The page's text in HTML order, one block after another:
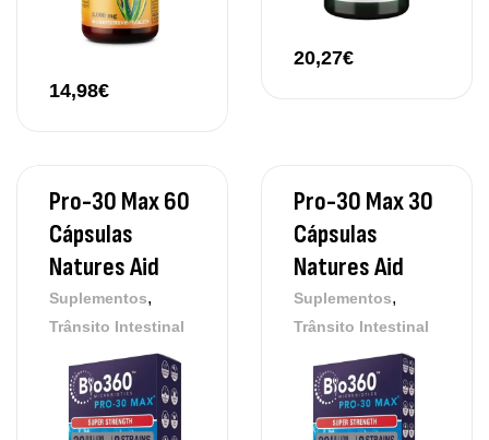
14,98€
20,27€
Pro-30 Max 60
Cápsulas
Natures Aid
Suplementos,
Trânsito Intestinal
Pro-30 Max 30
Cápsulas
Natures Aid
Suplementos,
Trânsito Intestinal